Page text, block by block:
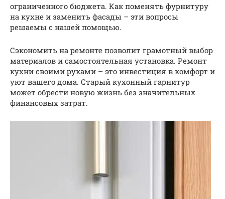
ограниченного бюджета. Как поменять фурнитуру
на кухне и заменить фасады – эти вопросы
решаемы с нашей помощью.
Сэкономить на ремонте позволит грамотный выбор
материалов и самостоятельная установка. Ремонт
кухни своими руками – это инвестиция в комфорт и
уют вашего дома. Старый кухонный гарнитур
может обрести новую жизнь без значительных
финансовых затрат.